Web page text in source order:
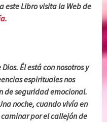
este Libro visita la Web de
.
Él está con nosotros y
espirituales nos
de seguridad emocional.
noche, cuando vivía en
por el callejón de